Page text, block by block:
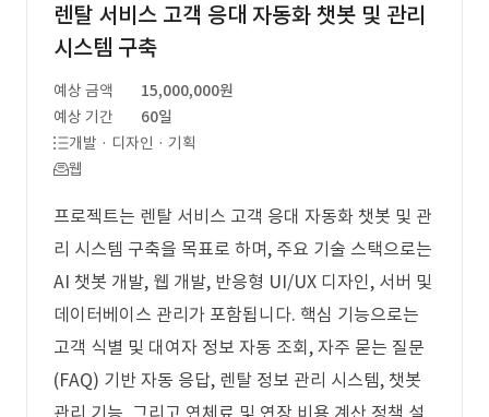
렌탈 서비스 고객 응대 자동화 챗봇 및 관리
시스템 구축
예상 금액
15,000,000원
예상 기간
60일
개발 · 디자인 · 기획
웹
프로젝트는 렌탈 서비스 고객 응대 자동화 챗봇 및 관
리 시스템 구축을 목표로 하며, 주요 기술 스택으로는
AI 챗봇 개발, 웹 개발, 반응형 UI/UX 디자인, 서버 및
데이터베이스 관리가 포함됩니다. 핵심 기능으로는
고객 식별 및 대여자 정보 자동 조회, 자주 묻는 질문
(FAQ) 기반 자동 응답, 렌탈 정보 관리 시스템, 챗봇
관리 기능, 그리고 연체료 및 연장 비용 계산 정책 설